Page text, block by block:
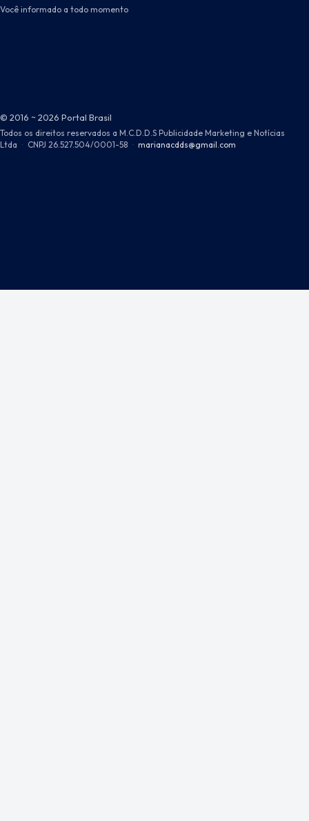
Você informado a todo momento
© 2016 ~ 2026 Portal Brasil
Todos os direitos reservados a M.C.D.D.S Publicidade Marketing e Notícias
Ltda · CNPJ 26.527.504/0001-58 · marianacdds@gmail.com